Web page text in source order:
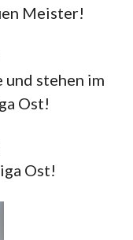
Meister!
stehen im
Ost!
Ost!